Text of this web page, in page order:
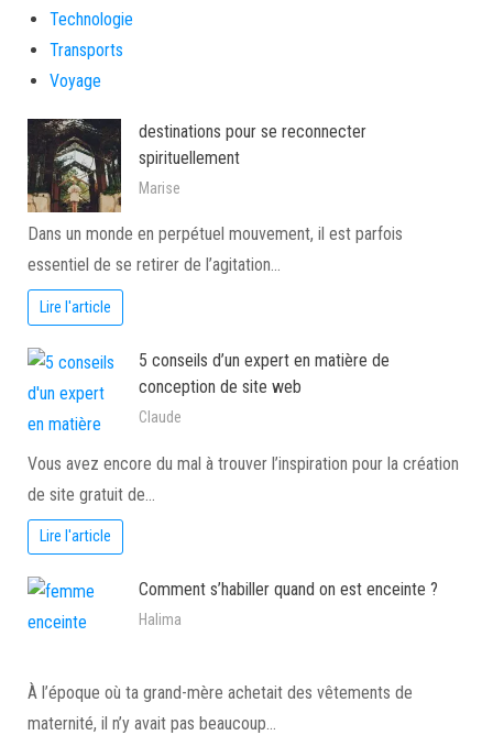
Technologie
Transports
Voyage
destinations pour se reconnecter
spirituellement
Marise
Dans un monde en perpétuel mouvement, il est parfois
essentiel de se retirer de l’agitation…
Lire l'article
5 conseils d’un expert en matière de
conception de site web
Claude
Vous avez encore du mal à trouver l’inspiration pour la création
de site gratuit de…
Lire l'article
Comment s’habiller quand on est enceinte ?
Halima
À l’époque où ta grand-mère achetait des vêtements de
maternité, il n’y avait pas beaucoup…